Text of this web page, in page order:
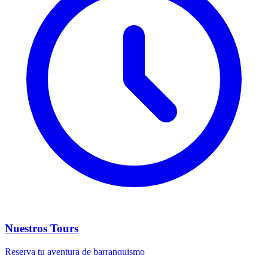
Nuestros Tours
Reserva tu aventura de barranquismo